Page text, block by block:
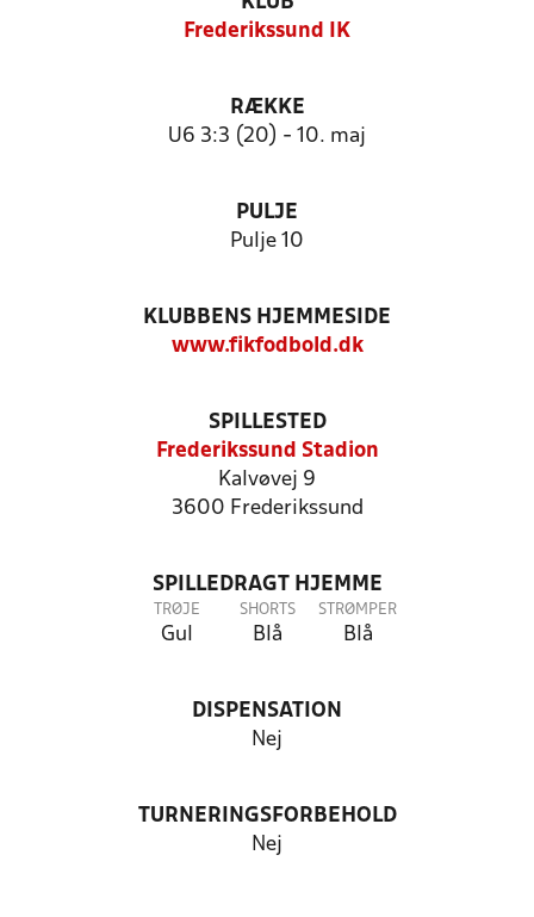
Frederikssund IK
RÆKKE
U6 3:3 (20) - 10. maj
PULJE
Pulje 10
KLUBBENS HJEMMESIDE
www.fikfodbold.dk
SPILLESTED
Frederikssund Stadion
Kalvøvej 9
3600 Frederikssund
SPILLEDRAGT HJEMME
TRØJE
Gul
SHORTS
Blå
STRØMPER
Blå
DISPENSATION
Nej
TURNERINGSFORBEHOLD
Nej